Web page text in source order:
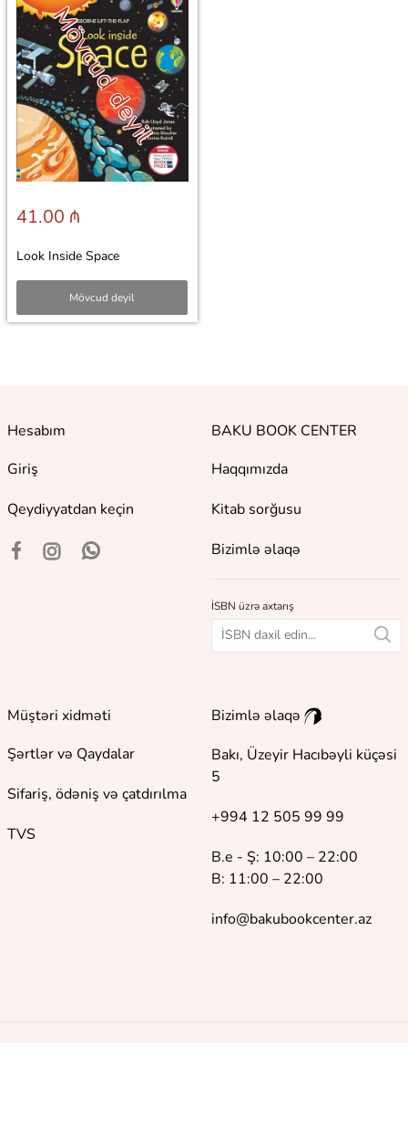
Mövcud deyil
41.00 ₼
Look Inside Space
Mövcud deyil
Hesabım
Giriş
Qeydiyyatdan keçin
BAKU BOOK CENTER
Haqqımızda
Kitab sorğusu
Bizimlə əlaqə
İSBN üzrə axtarış
Müştəri xidməti
Şərtlər və Qaydalar
Sifariş, ödəniş və çatdırılma
TVS
Bizimlə əlaqə
Bakı, Üzeyir Hacıbəyli küçəsi
5
+994 12 505 99 99
B.e - Ş: 10:00 – 22:00
B: 11:00 – 22:00
info@bakubookcenter.az